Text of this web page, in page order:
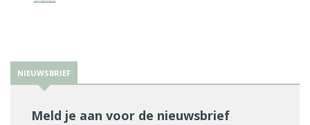
NIEUWSBRIEF
Meld je aan voor de nieuwsbrief